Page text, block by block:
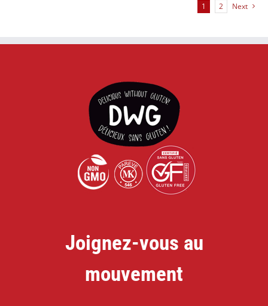
1 2 Next
Joignez-vous au
mouvement